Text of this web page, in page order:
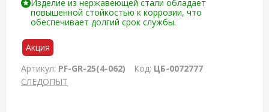
Изделие из нержавеющей стали обладает
повышенной стойкостью к коррозии, что
обеспечивает долгий срок службы.
Акция
Артикул: PF-GR-25(4-062) Код: ЦБ-0072777
СЛЕДОПЫТ